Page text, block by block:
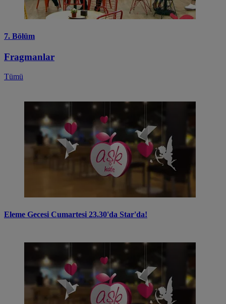
7. Bölüm
Fragmanlar
Tümü
Eleme Gecesi Cumartesi 23.30'da Star'da!